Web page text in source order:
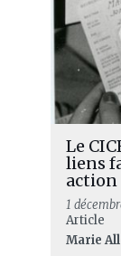
Le
liens
action
1
Article
Marie